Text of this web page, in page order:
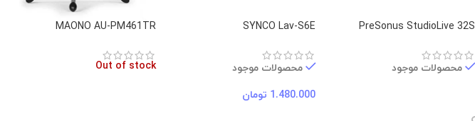
PreSonus StudioLive 32S
محصولات موجود
SYNCO Lav-S6E
محصولات موجود
1.480.000 تومان
MAONO AU-PM461TR
Out of stock